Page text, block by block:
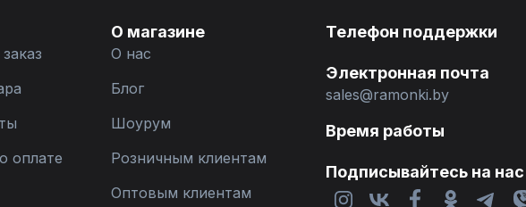
оплате
О магазине
О нас
Блог
Шоурум
Розничным клиентам
Оптовым клиентам
Телефон поддержки
Электронная почта
sales@ramonki.by
Время работы
Подписывайтесь на нас